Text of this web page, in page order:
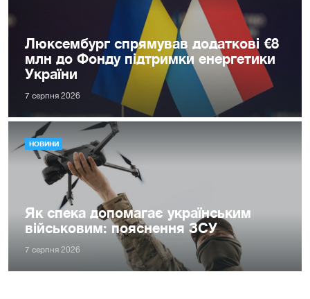
Люксембург спрямував додаткові €8
млн до Фонду підтримки енергетики
України
7 серпня 2026
НОВИНИ
Як спека допомагає українським
військовим: пояснення ЗСУ
7 серпня 2026